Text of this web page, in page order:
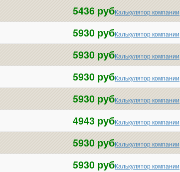
5436 рубКалькулятор компании
5930 рубКалькулятор компании
5930 рубКалькулятор компании
5930 рубКалькулятор компании
5930 рубКалькулятор компании
4943 рубКалькулятор компании
5930 рубКалькулятор компании
5930 рубКалькулятор компании